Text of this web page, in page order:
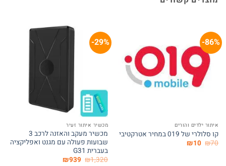
86%-
איתור ילדים והורים
קו סלולרי של 019 במחיר אטרקטיבי
₪70 המחיר
₪10 המחיר
29%-
המלאי אזל
מכשיר איתור זעיר
מכשיר מעקב והאזנה לרכב 3
שבועות פעולה עם מגנט ואפליקציה
בעברית G31
₪1,320 המחיר
₪939 המחיר